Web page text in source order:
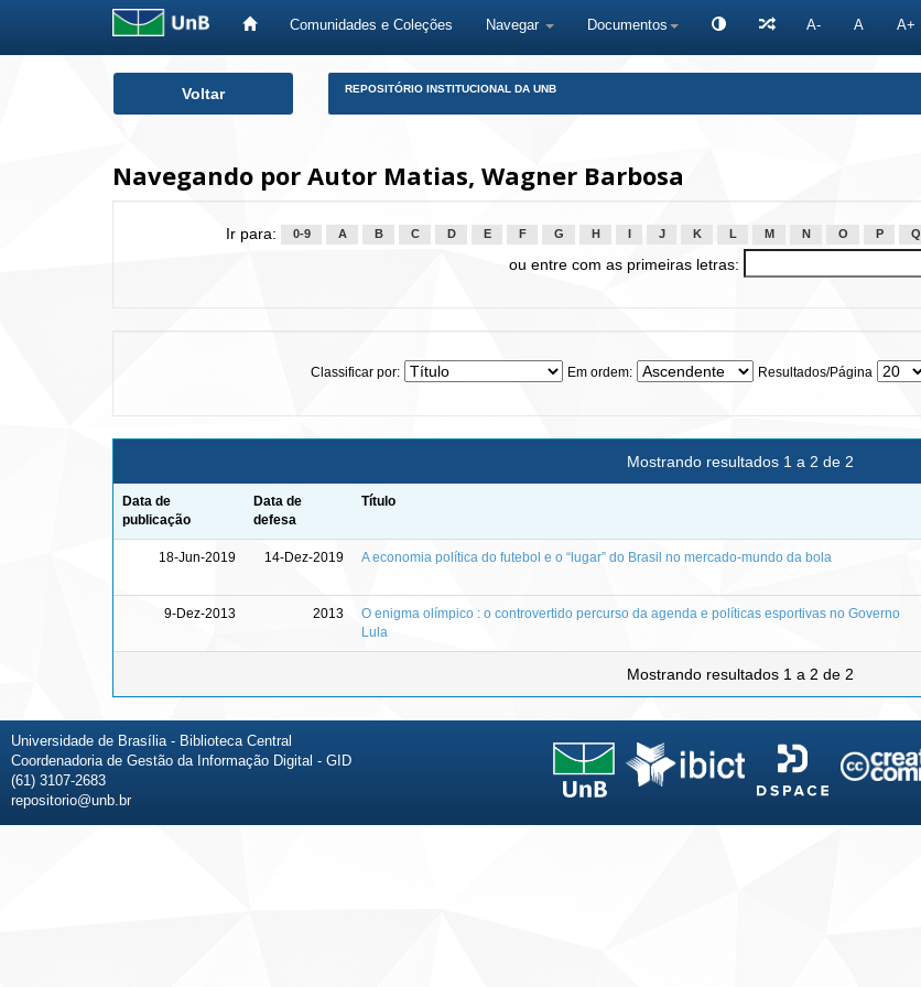
Comunidades e Coleções Navegar Documentos A- A A+
Voltar REPOSITÓRIO INSTITUCIONAL DA UNB
Navegando por Autor Matias, Wagner Barbosa
Ir para: 0-9 A B C D E F G H J K L M N O P Q
ou entre com as primeiras letras:
Classificar por: Em ordem: Resultados/Página
Mostrando resultados 1 a 2 de 2
Data de
publicação
Data de
defesa
Título
18-Jun-2019 14-Dez-2019 A economia política do futebol e o “lugar” do Brasil no mercado-mundo da bola
9-Dez-2013 2013
O enigma olímpico : o controvertido percurso da agenda e políticas esportivas no Governo
Lula
Mostrando resultados 1 a 2 de 2
Universidade de Brasília - Biblioteca Central
Coordenadoria de Gestão da Informação Digital - GID
(61) 3107-2683
repositorio@unb.br